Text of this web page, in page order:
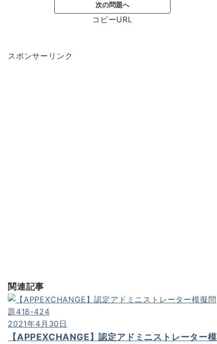
次の問題へ
コピーURL
スポンサーリンク
関連記事
2021年4月30日
【APPEXCHANGE】認定アドミニストレーター模